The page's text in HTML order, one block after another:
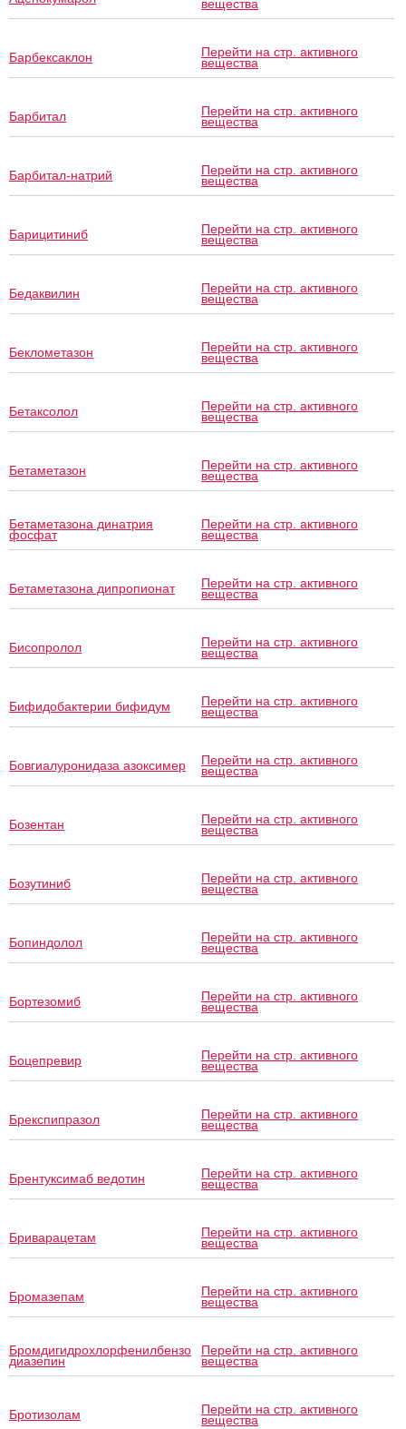
вещества
Барбексаклон Перейти на стр. активного
вещества
Барбитал Перейти на стр. активного
вещества
Барбитал-натрий Перейти на стр. активного
вещества
Барицитиниб Перейти на стр. активного
вещества
Бедаквилин Перейти на стр. активного
вещества
Беклометазон Перейти на стр. активного
вещества
Бетаксолол Перейти на стр. активного
вещества
Бетаметазон Перейти на стр. активного
вещества
Бетаметазона динатрия
фосфат
Перейти на стр. активного
вещества
Бетаметазона дипропионат Перейти на стр. активного
вещества
Бисопролол Перейти на стр. активного
вещества
Бифидобактерии бифидум Перейти на стр. активного
вещества
Бовгиалуронидаза азоксимер Перейти на стр. активного
вещества
Бозентан Перейти на стр. активного
вещества
Бозутиниб Перейти на стр. активного
вещества
Бопиндолол Перейти на стр. активного
вещества
Бортезомиб Перейти на стр. активного
вещества
Боцепревир Перейти на стр. активного
вещества
Брекспипразол Перейти на стр. активного
вещества
Брентуксимаб ведотин Перейти на стр. активного
вещества
Бриварацетам Перейти на стр. активного
вещества
Бромазепам Перейти на стр. активного
вещества
Бромдигидрохлорфенилбензо
диазепин
Перейти на стр. активного
вещества
Бротизолам Перейти на стр. активного
вещества